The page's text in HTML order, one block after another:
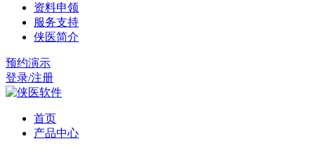
资料申领
服务支持
侠医简介
预约演示
登录/注册
首页
产品中心